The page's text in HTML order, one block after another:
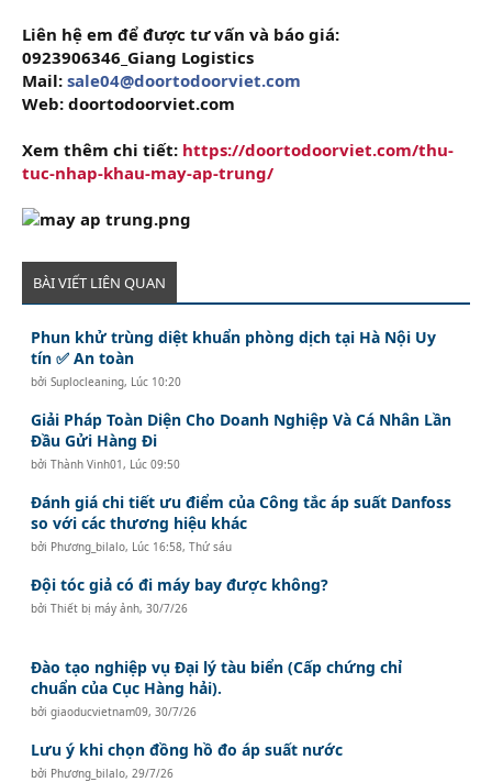
Liên hệ em để được tư vấn và báo giá:
0923906346_Giang Logistics
Mail: sale04@doortodoorviet.com
Web: doortodoorviet.com
Xem thêm chi tiết: https://doortodoorviet.com/thu-
tuc-nhap-khau-may-ap-trung/
BÀI VIẾT LIÊN QUAN
Phun khử trùng diệt khuẩn phòng dịch tại Hà Nội Uy
tín ✅ An toàn
bởiSuplocleaning, Lúc 10:20
Giải Pháp Toàn Diện Cho Doanh Nghiệp Và Cá Nhân Lần
Đầu Gửi Hàng Đi
bởiThành Vinh01 , Lúc 09:50
Đánh giá chi tiết ưu điểm của Công tắc áp suất Danfoss
so với các thương hiệu khác
bởi Phương_bilalo, Lúc 16:58, Thứ sáu
Đội tóc giả có đi máy bay được không?
bởiThiết bị máy ảnh,30/7/26
Đào tạo nghiệp vụ Đại lý tàu biển (Cấp chứng chỉ
chuẩn của Cục Hàng hải).
bởigiaoducvietnam09,30/7/26
Lưu ý khi chọn đồng hồ đo áp suất nước
bởi Phương_bilalo, 29/7/26